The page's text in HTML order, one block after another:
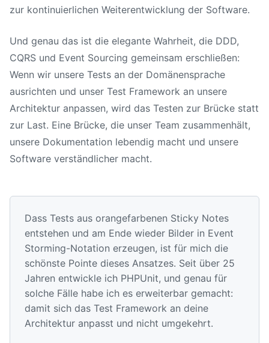
zur kontinuierlichen Weiterentwicklung der Software.
Und genau das ist die elegante Wahrheit, die DDD,
CQRS und Event Sourcing gemeinsam erschließen:
Wenn wir unsere Tests an der Domänensprache
ausrichten und unser Test Framework an unsere
Architektur anpassen, wird das Testen zur Brücke statt
zur Last. Eine Brücke, die unser Team zusammenhält,
unsere Dokumentation lebendig macht und unsere
Software verständlicher macht.
Dass Tests aus orangefarbenen Sticky Notes
entstehen und am Ende wieder Bilder in Event
Storming-Notation erzeugen, ist für mich die
schönste Pointe dieses Ansatzes. Seit über 25
Jahren entwickle ich PHPUnit, und genau für
solche Fälle habe ich es erweiterbar gemacht:
damit sich das Test Framework an deine
Architektur anpasst und nicht umgekehrt.